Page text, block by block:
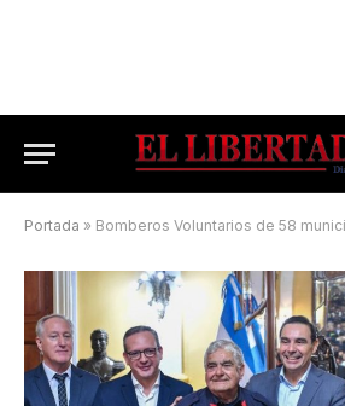
Portada » Bomberos Voluntarios de 58